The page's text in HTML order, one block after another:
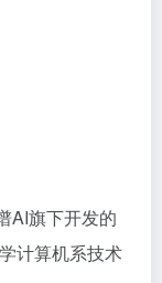
AI旗下开发的
计算机系技术